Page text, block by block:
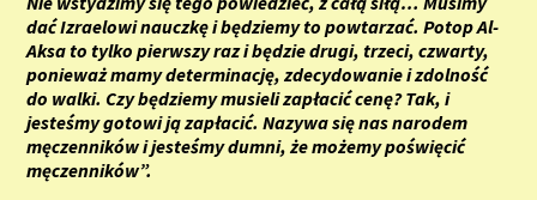
dać Izraelowi nauczkę i będziemy to powtarzać. Potop Al-
Aksa to tylko pierwszy raz i będzie drugi, trzeci, czwarty,
ponieważ mamy determinację, zdecydowanie i zdolność
do walki. Czy będziemy musieli zapłacić cenę? Tak, i
jesteśmy gotowi ją zapłacić. Nazywa się nas narodem
męczenników i jesteśmy dumni, że możemy poświęcić
męczenników”.